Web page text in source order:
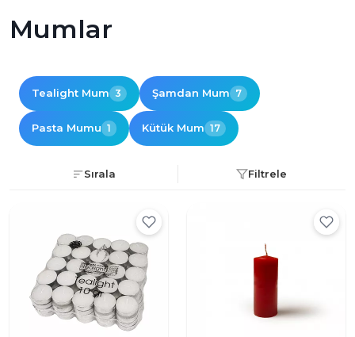
Mumlar
Tealight Mum 3 Şamdan Mum 7
Pasta Mumu 1 Kütük Mum 17
Sırala Filtrele